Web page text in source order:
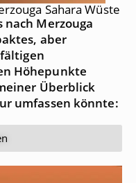
Sahara Wüste
nach Merzouga
aber
Höhepunkte
Überblick
umfassen könnte: